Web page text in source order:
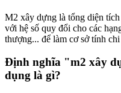
M2 xây dựng là tổng diện
với hệ số quy đổi cho các
thượng... để làm cơ sở tính
Định nghĩa "m2 xây
dụng là gì?